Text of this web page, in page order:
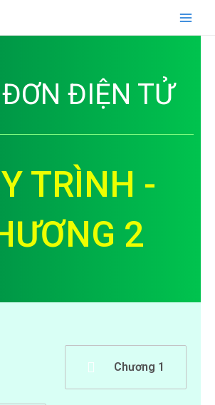
ĐIỆN TỬ
TRÌNH -
2
Chương 1